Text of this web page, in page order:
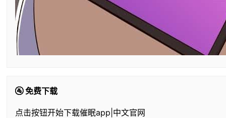
🚰 免费下载
点击按钮开始下载催眠app|中文官网